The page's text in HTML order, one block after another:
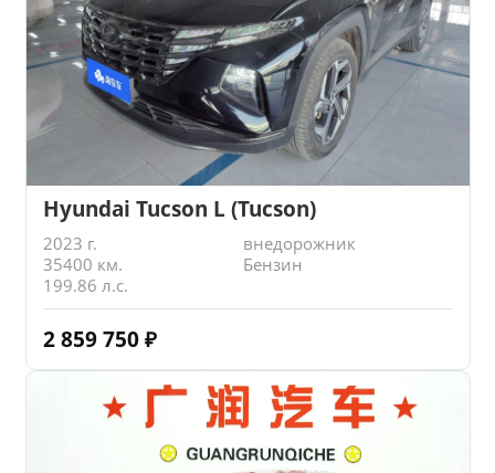
Hyundai Tucson L (Tucson)
2023 г.
внедорожник
35400 км.
Бензин
199.86 л.с.
2 859 750 ₽